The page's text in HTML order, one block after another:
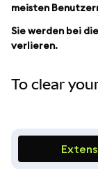
meisten
Sie werden bei
verlieren.
To clear